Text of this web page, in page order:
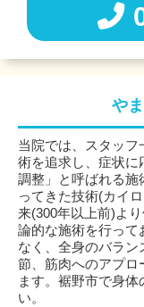
や
当院では、スタッ
術を追求し、症状に
調整」と呼ばれる施
ってきた技術(カイ
来(300年以上前)よ
論的な施術を行って
なく、全身のバラ
節、筋肉へのアプロ
ます。裾野市で身
い。